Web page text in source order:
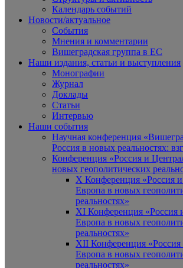
Календарь событий
Новости/актуальное
События
Мнения и комментарии
Вишеградская группа в ЕС
Наши издания, статьи и выступления
Монографии
Журнал
Доклады
Статьи
Интервью
Наши события
Научная конференция
Россия в новых реальностях:
Конференция «Россия и
новых геополитических
X Конференция «Россия
Европа в новых
реальностях»
XI Конференция «Россия
Европа в новых
реальностях»
XII Конференция «Россия
Европа в новых
реальностях»